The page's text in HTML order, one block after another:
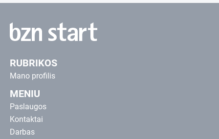
RUBRIKOS
Mano profilis
MENIU
Paslaugos
Kontaktai
Darbas